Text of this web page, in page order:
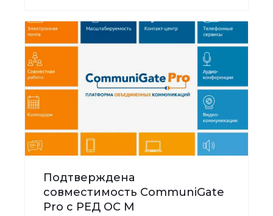
Подтверждена
совместимость CommuniGate
Pro с РЕД ОС М